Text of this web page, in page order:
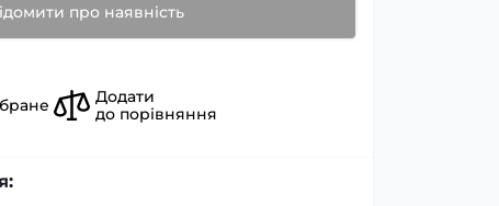
про наявність
Додати
до порівняння